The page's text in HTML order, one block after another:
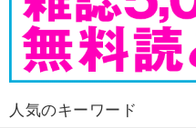
人気のキーワード